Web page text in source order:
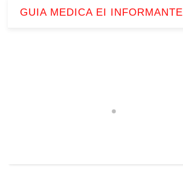
GUIA MEDICA EI INFORMANTE